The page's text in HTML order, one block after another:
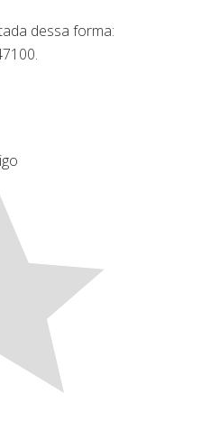
dessa forma: